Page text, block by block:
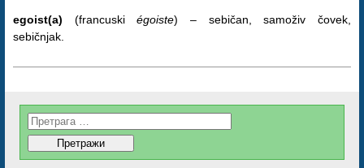
egoist(a) (francuskiégoiste) – sebičan, samoživ čovek,
sebičnjak.